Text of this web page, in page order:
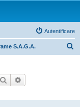
Autentificare
S.A.G.A.
Căutare